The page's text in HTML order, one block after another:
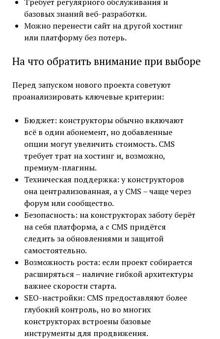
базовых знаний веб-разработки.
Можно перенести сайт на другой хостинг
или платформу без потерь.
На что обратить внимание при выборе
Перед запуском нового проекта советуют
проанализировать ключевые критерии:
Бюджет: конструкторы обычно включают
всё в один абонемент, но добавленные
опции могут увеличить стоимость. CMS
требует трат на хостинг и, возможно,
премиум-плагины.
Техническая поддержка: у конструкторов
она централизованная, а у CMS – чаще через
форум или сообщество.
Безопасность: на конструкторах заботу берёт
на себя платформа, а с CMS придётся
следить за обновлениями и защитой
самостоятельно.
Возможность роста: если проект собирается
расширяться – наличие гибкой архитектуры
важнее скорости старта.
SEO-настройки: CMS предоставляют более
глубокий контроль, но во многих
конструкторах встроены базовые
инструменты для продвижения.